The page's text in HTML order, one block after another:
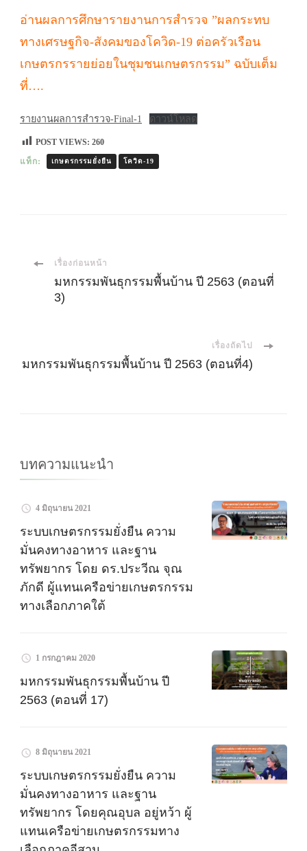
อ่านผลการศึกษารายงานการสำรวจ ”ผลกระทบ
ทางเศรษฐกิจ-สังคมของโควิด-19 ต่อครัวเรือน
เกษตรกรรายย่อยในชุมชนเกษตรกรรม” ฉบับเต็ม
ที่….
รายงานผลการสำรวจ-Final-1 ดาวน์โหลด
POST VIEWS: 260
แท็ก:
เกษตรกรรมยั่งยืน โควิด-19
เมนู
โพส
เรื่องก่อนหน้า
มหกรรมพันธุกรรมพื้นบ้าน ปี 2563 (ตอนที่
3)
เรื่องถัดไป
มหกรรมพันธุกรรมพื้นบ้าน ปี 2563 (ตอนที่4)
บทความแนะนำ
4 มิถุนายน 2021
ระบบเกษตรกรรมยั่งยืน ความ
มั่นคงทางอาหาร และฐาน
ทรัพยากร โดย ดร.ประวีณ จุณ
ภักดี ผู้แทนเครือข่ายเกษตรกรรม
ทางเลือกภาคใต้
1 กรกฎาคม 2020
มหกรรมพันธุกรรมพื้นบ้าน ปี
2563 (ตอนที่ 17)
8 มิถุนายน 2021
ระบบเกษตรกรรมยั่งยืน ความ
มั่นคงทางอาหาร และฐาน
ทรัพยากร โดยคุณอุบล อยู่หว้า ผู้
แทนเครือข่ายเกษตรกรรมทาง